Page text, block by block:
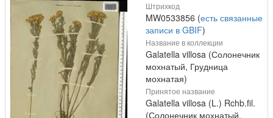
Штрихкод
MW0533856 (есть связанные
записи в GBIF)
Название в коллекции
Galatella villosa (Солонечник
мохнатый, Грудница
мохнатая)
Принятое название
Galatella villosa (L.) Rchb.fil.
(Солонечник мохнатый,